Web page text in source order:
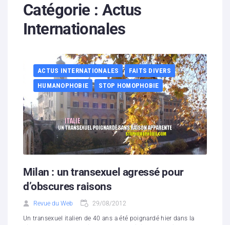
Nous soutenir
Partenaires
Contacts
Hébergement solidaire
Catégorie : Actus
Internationales
ACTUS INTERNATIONALES
FAITS DIVERS
HUMANOPHOBIE
STOP HOMOPHOBIE
Milan : un transexuel agressé pour
d’obscures raisons
Revue du Web 29/08/2012
Un transexuel italien de 40 ans a été poignardé hier dans la